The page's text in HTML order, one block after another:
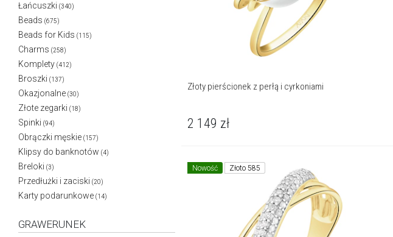
Łańcuszki (340)
Beads (675)
Beads for Kids (115)
Charms (258)
Komplety (412)
Broszki (137)
Okazjonalne (30)
Złote zegarki (18)
Spinki (94)
Obrączki męskie (157)
Klipsy do banknotów (4)
Breloki (3)
Przedłużki i zaciski (20)
Karty podarunkowe (14)
GRAWERUNEK
Złoty pierścionek z perłą i cyrkoniami
2 149 zł
Nowość Złoto 585